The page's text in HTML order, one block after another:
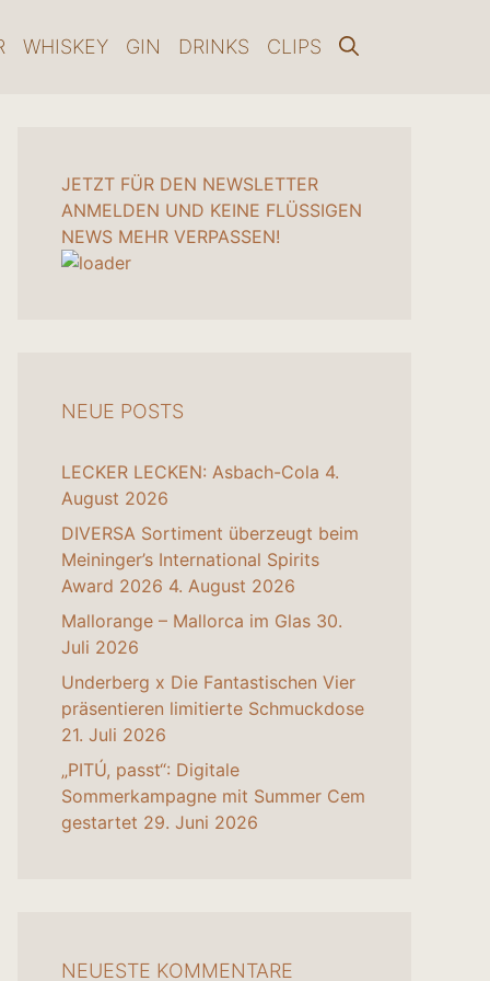
WHISKEY GIN DRINKS CLIPS
JETZT FÜR DEN NEWSLETTER
ANMELDEN UND KEINE FLÜSSIGEN
NEWS MEHR VERPASSEN!
NEUE POSTS
LECKER LECKEN: Asbach-Cola 4.
August 2026
DIVERSA Sortiment überzeugt beim
Meininger’s International Spirits
Award 2026 4. August 2026
Mallorange – Mallorca im Glas 30.
Juli 2026
Underberg x Die Fantastischen Vier
präsentieren limitierte Schmuckdose
21. Juli 2026
„PITÚ, passt“: Digitale
Sommerkampagne mit Summer Cem
gestartet 29. Juni 2026
NEUESTE KOMMENTARE